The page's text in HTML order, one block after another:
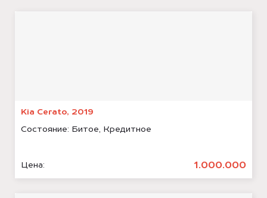
Kia Cerato, 2019
Состояние: Битое, Кредитное
Цена: 1.000.000